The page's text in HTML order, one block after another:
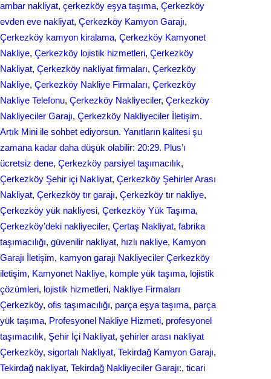
ambar nakliyat, çerkezköy eşya taşıma, Çerkezköy
evden eve nakliyat, Çerkezköy Kamyon Garajı
Çerkezköy kamyon kiralama, Çerkezköy Kamyonet
Nakliye, Çerkezköy lojistik hizmetleri, Çerkezköy
Nakliyat, Çerkezköy nakliyat firmaları, Çerkezköy
Nakliye, Çerkezköy Nakliye Firmaları, Çerkezköy
Nakliye Telefonu, Çerkezköy Nakliyeciler, Çerkezköy
Nakliyeciler Garajı, Çerkezköy Nakliyeciler İletişim.
Artık Mini ile sohbet ediyorsun. Yanıtların kalitesi şu
zamana kadar daha düşük olabilir: 20:29. Plus’ı
ücretsiz dene, Çerkezköy parsiyel taşımacılık
Çerkezköy Şehir içi Nakliyat, Çerkezköy Şehirler Arası
Nakliyat, Çerkezköy tır garajı, Çerkezköy tır nakliye
Çerkezköy yük nakliyesi, Çerkezköy Yük Taşıma
Çerkezköy’deki nakliyeciler, Çertaş Nakliyat, fabrika
taşımacılığı, güvenilir nakliyat, hızlı nakliye, Kamyon
Garajı İletişim, kamyon garajı Nakliyeciler Çerkezköy
iletişim, Kamyonet Nakliye, komple yük taşıma, lojistik
çözümleri, lojistik hizmetleri, Nakliye Firmaları
Çerkezköy, ofis taşımacılığı, parça eşya taşıma, parça
yük taşıma, Profesyonel Nakliye Hizmeti, profesyonel
taşımacılık, Şehir İçi Nakliyat, şehirler arası nakliyat
Çerkezköy, sigortalı Nakliyat, Tekirdağ Kamyon Garajı
Tekirdağ nakliyat, Tekirdağ Nakliyeciler Garajı:, ticari